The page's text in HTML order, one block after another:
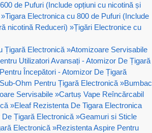
de Pufuri (Include opțiuni cu nicotină și
»Tigara Electronica cu 800 de Pufuri (Include
nicotină Reduceri) »Țigări Electronice cu
Țigară Electronică »Atomizoare Servisabile
Utilizatori Avansați - Atomizor De Țigară
Începători - Atomizor De Țigară
Ohm Pentru Țigară Electronică »Bumbac
Servisabile »Cartuș Vape Reîncărcabil
»Eleaf Rezistenta De Tigara Electronica
Țigară Electronică »Geamuri si Sticle
Electronică »Rezistenta Aspire Pentru